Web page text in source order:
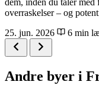
dem, inden du taler
overraskelser – og
25. jun. 2026
6 min
Andre byer i